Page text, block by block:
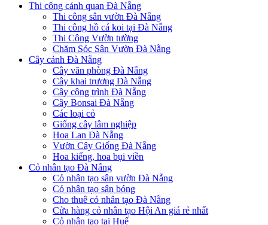
Thi công cảnh quan Đà Nẵng
Thi công sân vườn Đà Nẵng
Thi công hồ cá koi tại Đà Nẵng
Thi Công Vườn tường
Chăm Sóc Sân Vườn Đà Nẵng
Cây cảnh Đà Nẵng
Cây văn phòng Đà Nẵng
Cây khai trương Đà Nẵng
Cây công trình Đà Nẵng
Cây Bonsai Đà Nẵng
Các loại cỏ
Giống cây lâm nghiệp
Hoa Lan Đà Nẵng
Vườn Cây Giống Đà Nẵng
Hoa kiểng, hoa bụi viền
Cỏ nhân tạo Đà Nẵng
Cỏ nhân tạo sân vườn Đà Nẵng
Cỏ nhân tạo sân bóng
Cho thuê cỏ nhân tạo Đà Nẵng
Cửa hàng cỏ nhân tạo Hội An giá rẻ nhất
Cỏ nhân tạo tại Huế